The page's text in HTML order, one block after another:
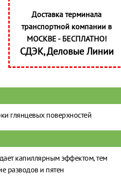
Доставка терминала
транспортной компании в
МОСКВЕ - БЕСПЛАТНО!
СДЭК, Деловые Линии
глянцевых поверхностей
капиллярным эффектом, тем
разводов и пятен